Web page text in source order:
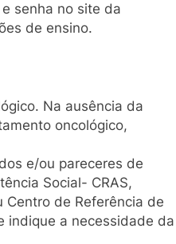
senha no site da
de ensino.
Na ausência da
oncológico,
e/ou pareceres de
Social- CRAS,
Centro de Referência de
indique a necessidade da